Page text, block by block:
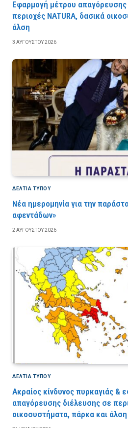
Εφαρμογή μέτρου απαγόρευσης
περιοχές NATURA, δασικά
άλση
3 ΑΥΓΟΎΣΤΟΥ 2026
ΔΕΛΤΙΑ ΤΥΠΟΥ
Νέα ημερομηνία για την
αφεντάδων»
2 ΑΥΓΟΎΣΤΟΥ 2026
ΔΕΛΤΙΑ ΤΥΠΟΥ
Ακραίος κίνδυνος πυρκαγιάς &
απαγόρευσης διέλευσης σε
οικοσυστήματα, πάρκα και άλση